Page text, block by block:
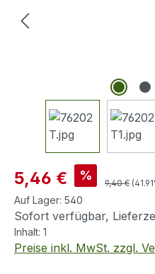
Verkaufspreis:
5,46 € % Regulärer
9,40 €
Auf Lager: 540
Sofort verfügbar,
Inhalt: 1
Preise inkl. MwSt. zzgl.